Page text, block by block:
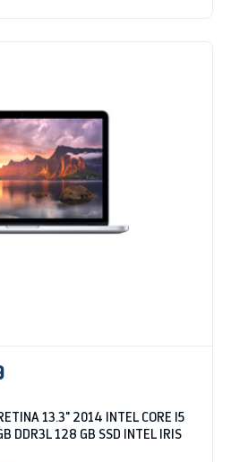
13.3" 2014 INTEL CORE I5
DDR3L 128 GB SSD INTEL IRIS